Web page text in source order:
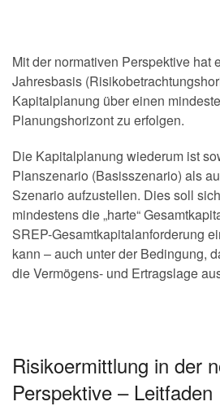
Mit der normativen Perspektive hat
Jahresbasis
Kapitalplanung über einen
Planungshorizont zu erfolgen.
Die Kapitalplanung wiederum ist
Planszenario (Basisszenario) als
Szenario aufzustellen. Dies soll
mindestens die „harte“
SREP-Gesamtkapitalanforderung
kann – auch unter der Bedingung,
die Vermögens- und Ertragslage
Risikoermittlung in der
Perspektive – Leitfaden